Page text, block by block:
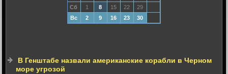
Сб
1 8 15 22
29
Вс
2 9 16 23 30
В Генштабе назвали американские корабли в Черном
море угрозой